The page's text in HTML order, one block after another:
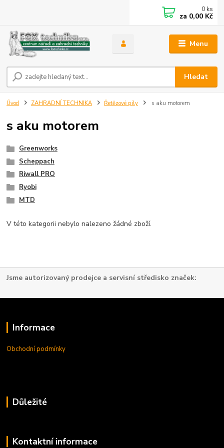
Menu
Hledat
0 ks
za 0,00 Kč
Úvod ZAHRADNÍ TECHNIKA Řetězové pily s aku motorem
s aku motorem
Greenworks
Scheppach
Riwall PRO
Ryobi
MTD
V této kategorii nebylo nalezeno žádné zboží.
Jsme autorizovaný prodejce a servisní středisko značek:
Informace
Obchodní podmínky
Důležité
Kontaktní informace